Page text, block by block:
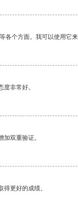
个方面。我可以使用它
非常好。
双重验证。
更好的成绩。